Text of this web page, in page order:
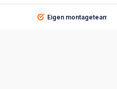
Eigen montageteam